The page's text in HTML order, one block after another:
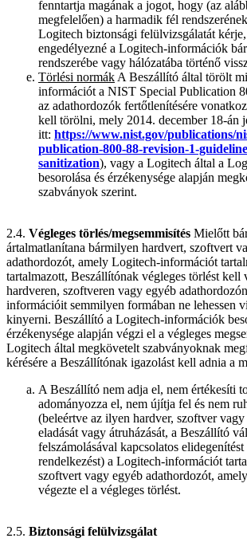
fenntartja magának a jogot, hogy (az
megfelelően) a harmadik fél
Logitech biztonsági felülvizsgálatát
engedélyezné a Logitech-információk
rendszerébe vagy hálózatába történő
Törlési normák A Beszállító által törölt
információt a NIST Special Publication
az adathordozók fertőtlenítésére
kell törölni, mely 2014. december 18-án
itt: https://www.nist.gov/publications/
publication-800-88-revision-1-
sanitization), vagy a Logitech által a
besorolása és érzékenysége alapján
szabványok szerint.
2.4. Végleges törlés/megsemmisítés Mielőtt
ártalmatlanítana bármilyen hardvert, szoftvert
adathordozót, amely Logitech-információt
tartalmazott, Beszállítónak végleges törlést kell
hardveren, szoftveren vagy egyéb
információit semmilyen formában ne lehessen
kinyerni. Beszállító a Logitech-információk
érzékenysége alapján végzi el a végleges
Logitech által megkövetelt szabványoknak
kérésére a Beszállítónak igazolást kell adnia a
A Beszállító nem adja el, nem értékesíti
adományozza el, nem újítja fel és nem
(beleértve az ilyen hardver, szoftver
eladását vagy átruházását, a Beszállító
felszámolásával kapcsolatos
rendelkezést) a Logitech-információt
szoftvert vagy egyéb adathordozót,
végezte el a végleges törlést.
2.5. Biztonsági felülvizsgálat